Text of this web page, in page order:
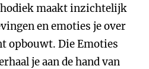
maakt inzichtelijk
en emoties je over
opbouwt. Die Emoties
je aan de hand van